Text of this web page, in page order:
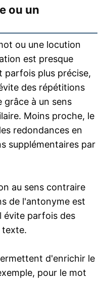
ou un
ou une locution
est presque
parfois plus précise,
des répétitions
grâce à un sens
Moins proche, le
redondances en
supplémentaires par
au sens contraire
de l'antonyme est
évite parfois des
texte.
d'enrichir le
pour le mot